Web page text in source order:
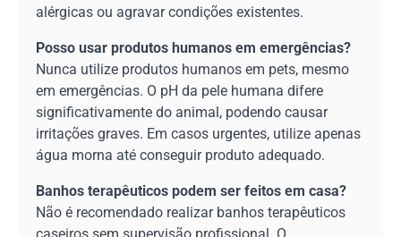
alérgicas ou agravar condições existentes.
Posso usar produtos humanos em emergências?
Nunca utilize produtos humanos em pets, mesmo
em emergências. O pH da pele humana difere
significativamente do animal, podendo causar
irritações graves. Em casos urgentes, utilize apenas
água morna até conseguir produto adequado.
Banhos terapêuticos podem ser feitos em casa?
Não é recomendado realizar banhos terapêuticos
caseiros sem supervisão profissional. O